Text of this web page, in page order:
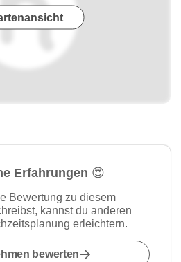
Erfahrungen 😍
Bewertung zu diesem
kannst du anderen
erleichtern.
bewerten